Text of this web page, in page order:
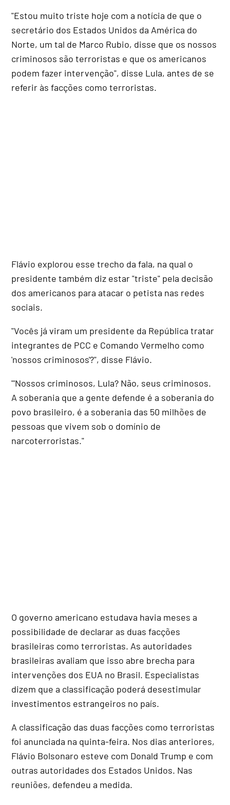
"Estou muito triste hoje com a notícia de que o
secretário dos Estados Unidos da América do
Norte, um tal de Marco Rubio, disse que os nossos
criminosos são terroristas e que os americanos
podem fazer intervenção", disse Lula, antes de se
referir às facções como terroristas.
Flávio explorou esse trecho da fala, na qual o
presidente também diz estar "triste" pela decisão
dos americanos para atacar o petista nas redes
sociais.
"Vocês já viram um presidente da República tratar
integrantes de PCC e Comando Vermelho como
'nossos criminosos'?", disse Flávio.
"'Nossos criminosos, Lula? Não, seus criminosos.
A soberania que a gente defende é a soberania do
povo brasileiro, é a soberania das 50 milhões de
pessoas que vivem sob o domínio de
narcoterroristas."
O governo americano estudava havia meses a
possibilidade de declarar as duas facções
brasileiras como terroristas. As autoridades
brasileiras avaliam que isso abre brecha para
intervenções dos EUA no Brasil. Especialistas
dizem que a classificação poderá desestimular
investimentos estrangeiros no país.
A classificação das duas facções como terroristas
foi anunciada na quinta-feira. Nos dias anteriores,
Flávio Bolsonaro esteve com Donald Trump e com
outras autoridades dos Estados Unidos. Nas
reuniões, defendeu a medida.